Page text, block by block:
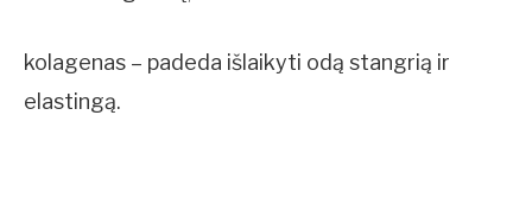
kolagenas – padeda išlaikyti odą stangrią ir
elastingą.